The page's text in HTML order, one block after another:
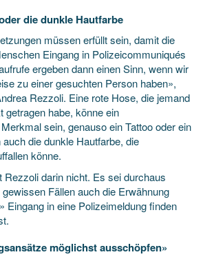
die dunkle Hautfarbe
müssen erfüllt sein, damit die
Eingang in Polizeicommuniqués
ergeben dann einen Sinn, wenn wir
zu einer gesuchten Person haben»,
Rezzoli. Eine rote Hose, die jemand
getragen habe, könne ein
sein, genauso ein Tattoo oder ein
die dunkle Hautfarbe, die
könne.
darin nicht. Es sei durchaus
Fällen auch die Erwähnung
Eingang in eine Polizeimeldung finden
möglichst ausschöpfen»